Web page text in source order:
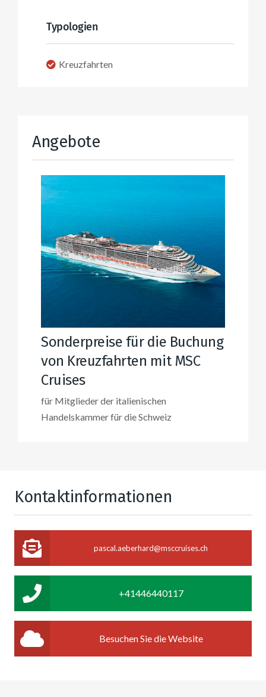
Typologien
Kreuzfahrten
Angebote
Sonderpreise für die Buchung
von Kreuzfahrten mit MSC
Cruises
für Mitglieder der italienischen
Handelskammer für die Schweiz
Kontaktinformationen
pascal.aeberhard@msccruises.ch
+41446440117
Besuchen Sie die Website